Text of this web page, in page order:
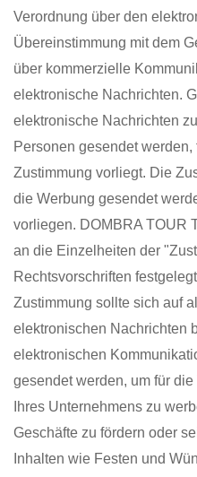
Verordnung über den
Übereinstimmung mit dem
über kommerzielle
elektronische Nachrichten.
elektronische Nachrichten
Personen gesendet
Zustimmung vorliegt. Die
die Werbung gesendet
vorliegen. DOMBRA TOUR
an die Einzelheiten der
Rechtsvorschriften
Zustimmung sollte sich auf
elektronischen Nachrichten
elektronischen
gesendet werden, um für
Ihres Unternehmens zu
Geschäfte zu fördern oder
Inhalten wie Festen und